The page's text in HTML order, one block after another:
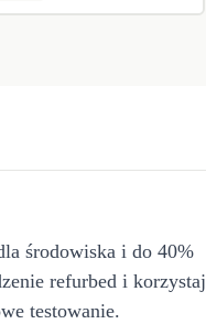
środowiska i do 40%
refurbed i korzystaj
testowanie.